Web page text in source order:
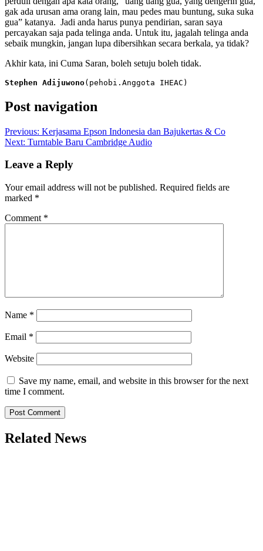
gak ada urusan ama orang lain, mau pedes mau buntung, suka suka
gua” katanya. Jadi anda harus punya pendirian, saran saya
percayakan saja pada telinga anda. Untuk itu, jagalah telinga anda
sebaik mungkin, jangan lupa dibersihkan secara berkala, ya tidak?
Akhir kata, ini Cuma Saran, boleh setuju boleh tidak.
Stephen Adijuwono(pehobi.Anggota IHEAC)
Post navigation
Previous: Kerjasama Epson Indonesia dan Bajukertas & Co
Next: Turntable Baru Cambridge Audio
Leave a Reply
Your email address will not be published. Required fields are
marked *
Comment *
Name *
Email *
Website
Save my name, email, and website in this browser for the next
time I comment.
Related News